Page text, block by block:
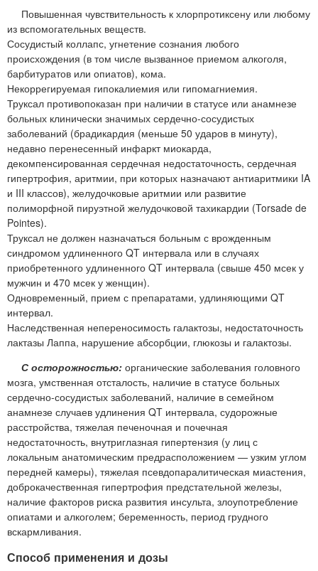
Повышенная чувствительность к хлорпротиксену или любому
из вспомогательных веществ.
Сосудистый коллапс, угнетение сознания любого
происхождения (в том числе вызванное приемом алкоголя,
барбитуратов или опиатов), кома.
Некоррегируемая гипокалиемия или гипомагниемия.
Труксал противопоказан при наличии в статусе или анамнезе
больных клинически значимых сердечно-сосудистых
заболеваний (брадикардия (меньше 50 ударов в минуту),
недавно перенесенный инфаркт миокарда,
декомпенсированная сердечная недостаточность, сердечная
гипертрофия, аритмии, при которых назначают антиаритмики IA
и III классов), желудочковые аритмии или развитие
полиморфной пируэтной желудочковой тахикардии (Torsade de
Pointes).
Труксал не должен назначаться больным с врожденным
синдромом удлиненного QT интервала или в случаях
приобретенного удлиненного QT интервала (свыше 450 мсек у
мужчин и 470 мсек у женщин).
Одновременный, прием с препаратами, удлиняющими QT
интервал.
Наследственная непереносимость галактозы, недостаточность
лактазы Лаппа, нарушение абсорбции, глюкозы и галактозы.
С осторожностью: органические заболевания головного
мозга, умственная отсталость, наличие в статусе больных
сердечно-сосудистых заболеваний, наличие в семейном
анамнезе случаев удлинения QT интервала, судорожные
расстройства, тяжелая печеночная и почечная
недостаточность, внутриглазная гипертензия (у лиц с
локальным анатомическим предрасположением — узким углом
передней камеры), тяжелая псевдопаралитическая миастения,
доброкачественная гипертрофия предстательной железы,
наличие факторов риска развития инсульта, злоупотребление
опиатами и алкоголем; беременность, период грудного
вскармливания.
Способ применения и дозы